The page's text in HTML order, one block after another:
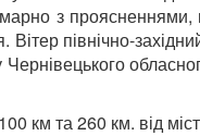
з проясненнями,
північно-
км та 260 км. від